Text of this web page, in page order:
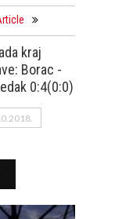
kraj
Borac -
0:4(0:0)